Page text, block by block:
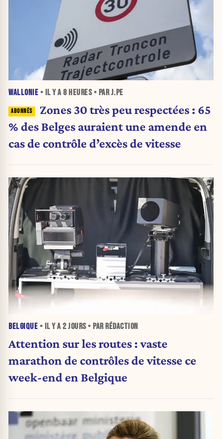
WALLONIE • IL Y A 8 HEURES• PAR J.PE
Zones 30 très peu respectées : 65
% des Belges auraient une amende en
cas de contrôle d’excès de vitesse
BELGIQUE • IL Y A 2 JOURS• PAR RÉDACTION
Attention sur les routes : vaste
marathon de contrôles de vitesse ce
week-end en Belgique